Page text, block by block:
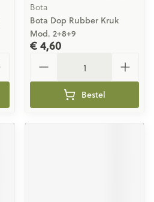
Bota
Bota Dop Rubber Kruk
Mod. 2+8+9
€ 4,60
Bestel